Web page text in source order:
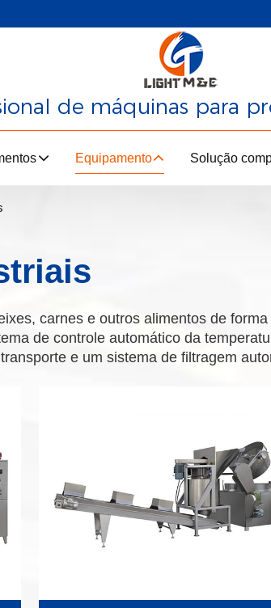
de máquinas para
Equipamento Solução
carnes e outros alimentos de
de controle automático da
e um sistema de filtragem